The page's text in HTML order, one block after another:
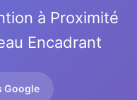
à Proximité
Encadrant
Google